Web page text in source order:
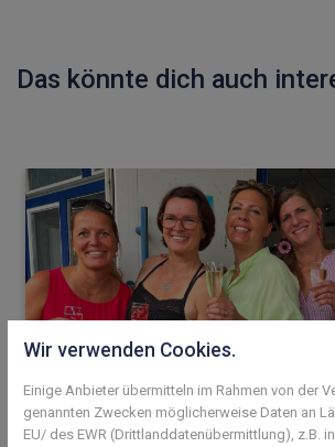
Das könnte dich auch
Mehr als 100 Mitglieder feiern beim
Sommerfest
Wir verwenden Cookies.
Einige Anbieter übermitteln im Rahmen von der
genannten Zwecken möglicherweise Daten an
EU/ des EWR (Drittlanddatenübermittlung), z.B.